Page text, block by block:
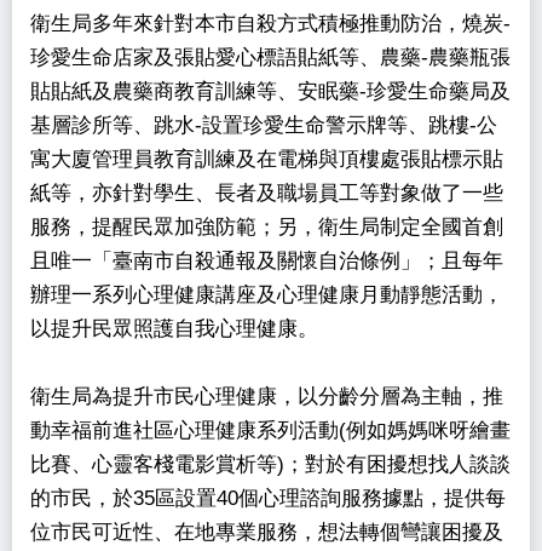
衛生局多年來針對本市自殺方式積極推動防治，燒炭-
珍愛生命店家及張貼愛心標語貼紙等、農藥-農藥瓶張
貼貼紙及農藥商教育訓練等、安眠藥-珍愛生命藥局及
基層診所等、跳水-設置珍愛生命警示牌等、跳樓-公
寓大廈管理員教育訓練及在電梯與頂樓處張貼標示貼
紙等，亦針對學生、長者及職場員工等對象做了一些
服務，提醒民眾加強防範；另，衛生局制定全國首創
且唯一「臺南市自殺通報及關懷自治條例」；且每年
辦理一系列心理健康講座及心理健康月動靜態活動，
以提升民眾照護自我心理健康。
衛生局為提升市民心理健康，以分齡分層為主軸，推
動幸福前進社區心理健康系列活動(例如媽媽咪呀繪畫
比賽、心靈客棧電影賞析等)；對於有困擾想找人談談
的市民，於35區設置40個心理諮詢服務據點，提供每
位市民可近性、在地專業服務，想法轉個彎讓困擾及